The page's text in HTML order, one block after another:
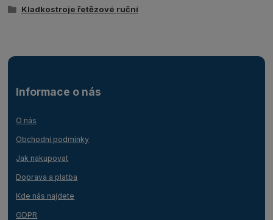
Kladkostroje řetězové ruční
Informace o nás
O nás
Obchodní podmínky
Jak nakupovat
Doprava a platba
Kde nás najdete
GDPR